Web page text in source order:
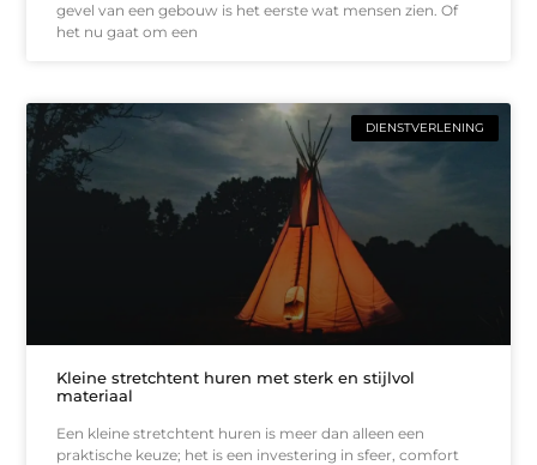
gevel van een gebouw is het eerste wat mensen zien. Of
het nu gaat om een
DIENSTVERLENING
Kleine stretchtent huren met sterk en stijlvol
materiaal
Een kleine stretchtent huren is meer dan alleen een
praktische keuze; het is een investering in sfeer, comfort